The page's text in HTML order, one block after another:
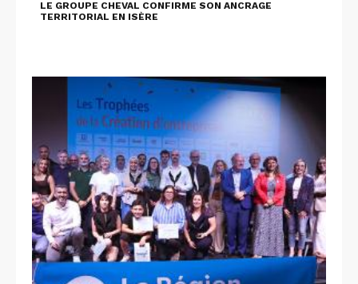
LE GROUPE CHEVAL CONFIRME SON ANCRAGE
TERRITORIAL EN ISÈRE